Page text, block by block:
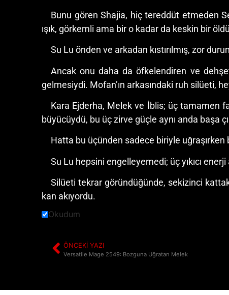
Bunu gören Shajia, hiç tereddüt etmeden
ışık, görkemli ama bir o kadar da keskin bir
Su Lu önden ve arkadan kıstırılmış, zor
Ancak onu daha da öfkelendiren ve
gelmesiydi. Mofan’ın arkasındaki ruh silüeti,
Kara Ejderha, Melek ve İblis; üç tamamen
büyücüydü, bu üç zirve güçle aynı anda başa
Hatta bu üçünden sadece biriyle
Su Lu hepsini engelleyemedi; üç yıkıcı
Silüeti tekrar göründüğünde, sekizinci
kan akıyordu.
Okudum
ÖNCEKI YAZI
Versatile Mage 2549: Bozguna Uğratan Melek